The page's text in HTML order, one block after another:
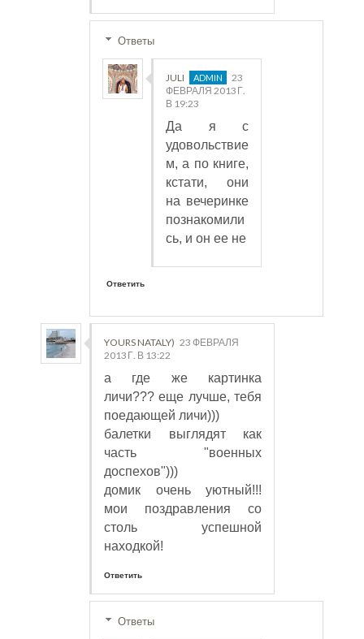
Ответы
JULI
23
ФЕВРАЛЯ 2013 Г.
В 19:23
Да я с
удовольствие
м, а по книге,
кстати, они
на вечеринке
познакомили
сь, и он ее не
Ответить
YOURS NATALY) 23 ФЕВРАЛЯ
2013 Г. В 13:22
а где же картинка
личи??? еще лучше, тебя
поедающей личи)))
балетки выглядят как
часть "военных
доспехов")))
домик очень уютный!!!
мои поздравления со
столь успешной
находкой!
Ответить
Ответы